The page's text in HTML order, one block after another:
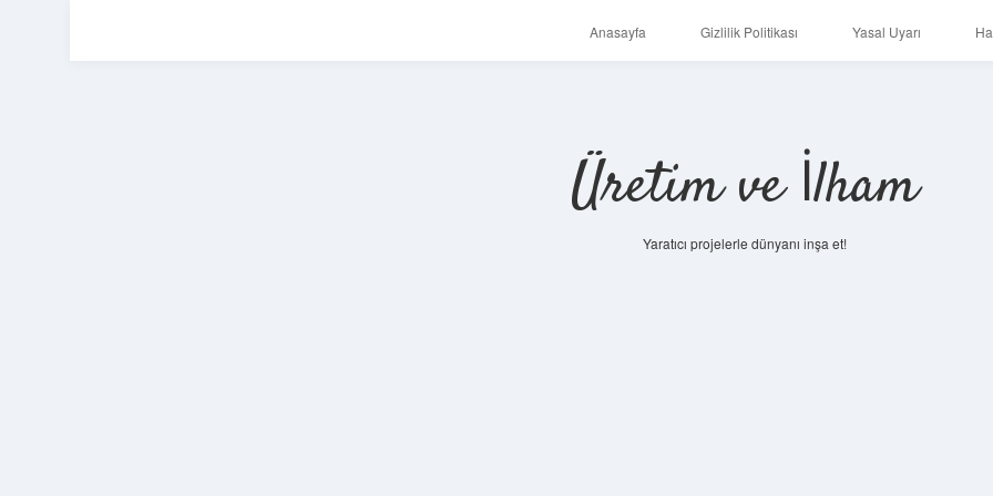
Anasayfa Gizlilik Politikası Yasal Uyarı
Üretim ve İlham
Yaratıcı projelerle dünyanı inşa et!